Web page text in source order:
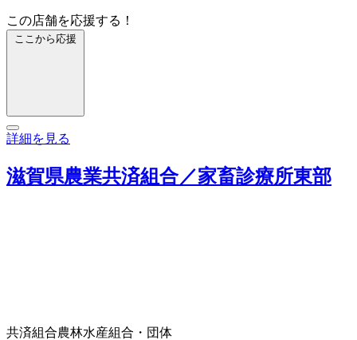
この店舗を応援する！
ここから応援
詳細を見る
滋賀県農業共済組合／家畜診療所東部
共済組合農林水産組合・団体